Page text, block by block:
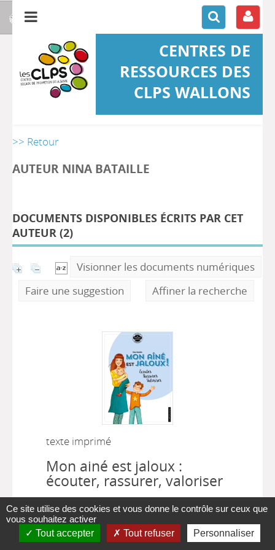
CENTRES DE
RESSOURCES DES
CLPS WALLONS
>> Retour
AUTEUR NINA BATAILLE
DOCUMENTS DISPONIBLES ÉCRITS PAR CET
AUTEUR (2)
Visionner les documents numériques
Faire une suggestion
Affiner la recherche
texte imprimé
Mon ainé est jaloux :
écouter, rassurer, valoriser
Nina Bataille | Larousse |
enfant larousse |
La jalousie est un sentiment naturel dans
Ce site utilise des cookies et vous donne le contrôle sur ceux que
vous souhaitez activer
Tout accepter
Tout refuser Personnaliser